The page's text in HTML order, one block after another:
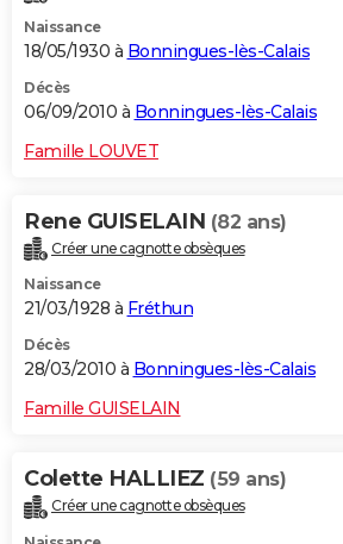
Naissance
18/05/1930 à Bonningues-lès-Calais
Décès
06/09/2010 à Bonningues-lès-Calais
Famille LOUVET
Rene GUISELAIN (82 ans)
Créer une cagnotte obsèques
Naissance
21/03/1928 à Fréthun
Décès
28/03/2010 à Bonningues-lès-Calais
Famille GUISELAIN
Colette HALLIEZ (59 ans)
Créer une cagnotte obsèques